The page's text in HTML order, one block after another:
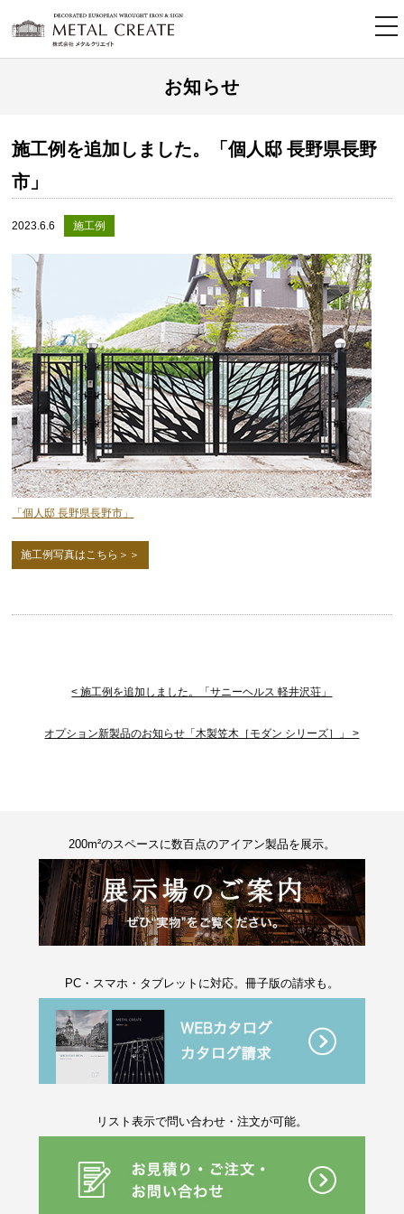
お知らせ
施工例を追加しました。「個人邸 長野県長野
市」
2023.6.6 施工例
「個人邸 長野県長野市」
施工例写真はこちら＞＞
< 施工例を追加しました。「サニーヘルス 軽井沢荘」
オプション新製品のお知らせ「木製笠木［モダン シリーズ］」 >
200m²のスペースに数百点のアイアン製品を展示。
PC・スマホ・タブレットに対応。冊子版の請求も。
リスト表示で問い合わせ・注文が可能。